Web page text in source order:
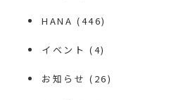
HANA (446)
イベント (4)
お知らせ (26)